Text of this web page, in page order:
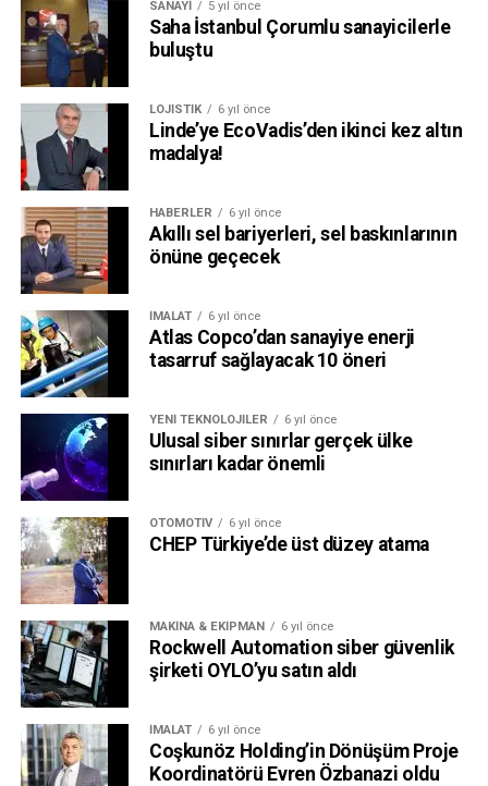
SANAYI 5 yıl önce
Saha İstanbul Çorumlu sanayicilerle
buluştu
LOJISTIK 6 yıl önce
Linde’ye EcoVadis’den ikinci kez altın
madalya!
HABERLER 6 yıl önce
Akıllı sel bariyerleri, sel baskınlarının
önüne geçecek
İMALAT 6 yıl önce
Atlas Copco’dan sanayiye enerji
tasarruf sağlayacak 10 öneri
YENI TEKNOLOJILER 6 yıl önce
Ulusal siber sınırlar gerçek ülke
sınırları kadar önemli
OTOMOTIV 6 yıl önce
CHEP Türkiye’de üst düzey atama
MAKINA & EKIPMAN 6 yıl önce
Rockwell Automation siber güvenlik
şirketi OYLO’yu satın aldı
İMALAT 6 yıl önce
Coşkunöz Holding’in Dönüşüm Proje
Koordinatörü Evren Özbanazi oldu